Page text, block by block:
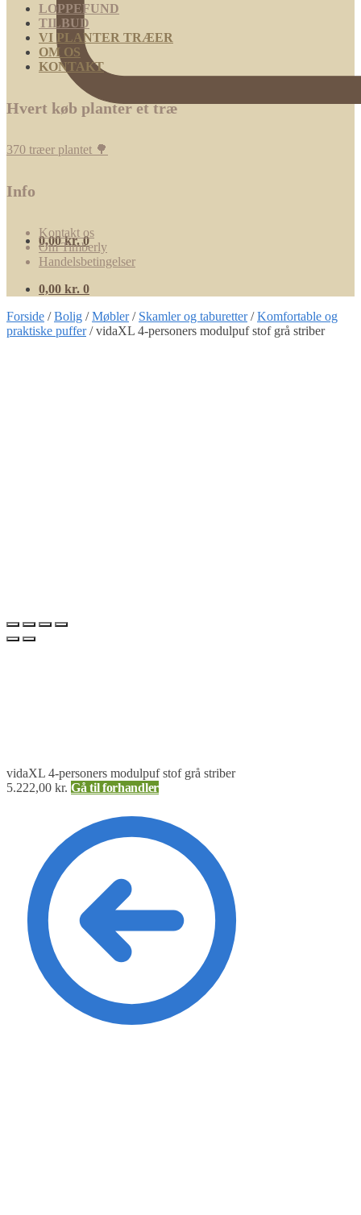
0,00kr. 0
LOPPEFUND
TILBUD
VI PLANTER TRÆER
OM OS
KONTAKT
Hvert køb planter et træ
370 træer plantet 🌳
Info
Kontakt os
Om Timberly
Handelsbetingelser
0,00 kr. 0
Forside /Bolig /Møbler/ Skamler og taburetter/Komfortable og
praktiske puffer/vidaXL 4-personers modulpuf stof grå striber
vidaXL 4-personers modulpuf stof grå striber
5.222,00 kr. Gå til forhandler